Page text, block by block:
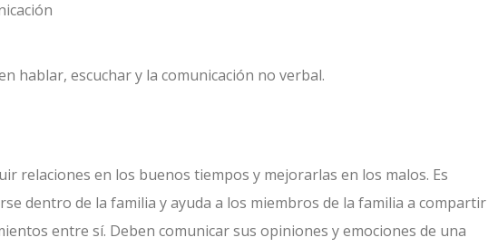
hablar, escuchar y la comunicación no verbal.
relaciones en los buenos tiempos y mejorarlas en los malos. Es
dentro de la familia y ayuda a los miembros de la familia a compartir
entre sí. Deben comunicar sus opiniones y emociones de una